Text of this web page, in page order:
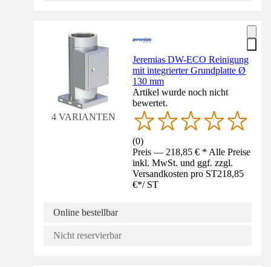
4 VARIANTEN
Jeremias DW-ECO Reinigung
mit integrierter Grundplatte Ø
130 mm
Artikel wurde noch nicht
bewertet.
(0)
Preis — 218,85 € * Alle Preise
inkl. MwSt. und ggf. zzgl.
Versandkosten pro ST218,85
€*/ ST
Online bestellbar
Nicht reservierbar